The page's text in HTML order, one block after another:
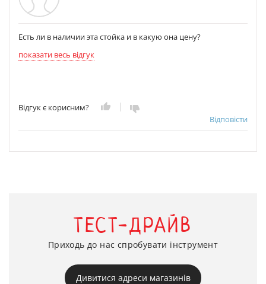
Есть ли в наличии эта стойка и в какую она цену?
показати весь відгук
Відгук є корисним?
Відповісти
ТЕСТ-ДРАЙВ
Приходь до нас спробувати інструмент
Дивитися адреси магазинів